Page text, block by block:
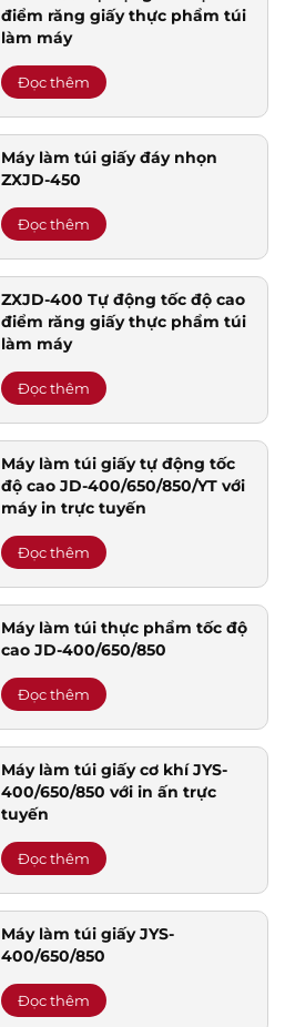
điểm răng giấy thực phẩm túi
làm máy
Đọc thêm
Máy làm túi giấy đáy nhọn
ZXJD-450
Đọc thêm
ZXJD-400 Tự động tốc độ cao
điểm răng giấy thực phẩm túi
làm máy
Đọc thêm
Máy làm túi giấy tự động tốc
độ cao JD-400/650/850/YT với
máy in trực tuyến
Đọc thêm
Máy làm túi thực phẩm tốc độ
cao JD-400/650/850
Đọc thêm
Máy làm túi giấy cơ khí JYS-
400/650/850 với in ấn trực
tuyến
Đọc thêm
Máy làm túi giấy JYS-
400/650/850
Đọc thêm